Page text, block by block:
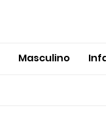
Masculino